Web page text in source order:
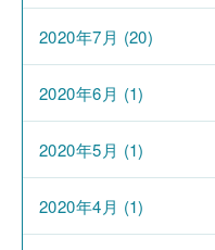
2020年7月 (20)
2020年6月 (1)
2020年5月 (1)
2020年4月 (1)